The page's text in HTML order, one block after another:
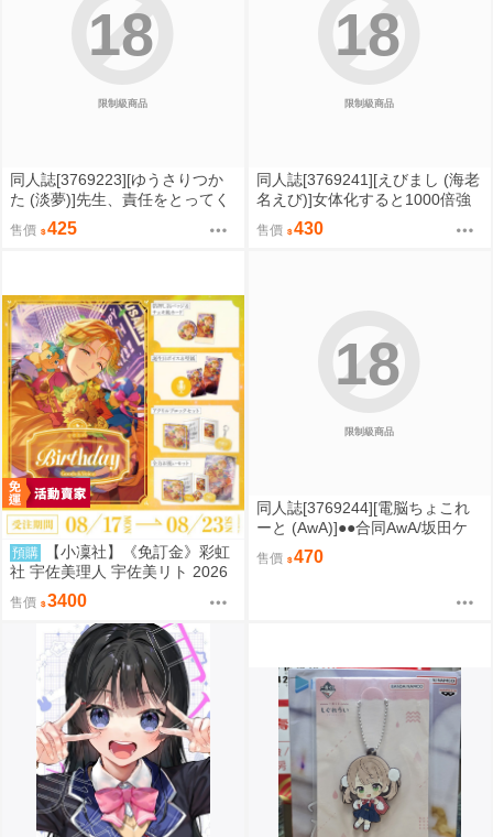
限制級商品
18
同人誌[3769223][ゆうさりつか
た (淡夢)]先生、責任をとってく
ださいね・・・ (蔚藍檔案)
售價 425
限制級商品
18
同人誌[3769241][えびまし (海老
名えび)]女体化すると1000倍強
くなるスキルを手に入れた 3 (原
創)
售價 430
預購
【小凜社】《免訂金》彩虹
社 宇佐美理人 宇佐美リト 2026
生日套組紀念商品
售價 3400
限制級商品
18
同人誌[3769244][電脳ちょこれ
ーと (AwA)]●●合同AwA/坂田ケ
イ/橘こう/速水くろ (原創)
售價 470